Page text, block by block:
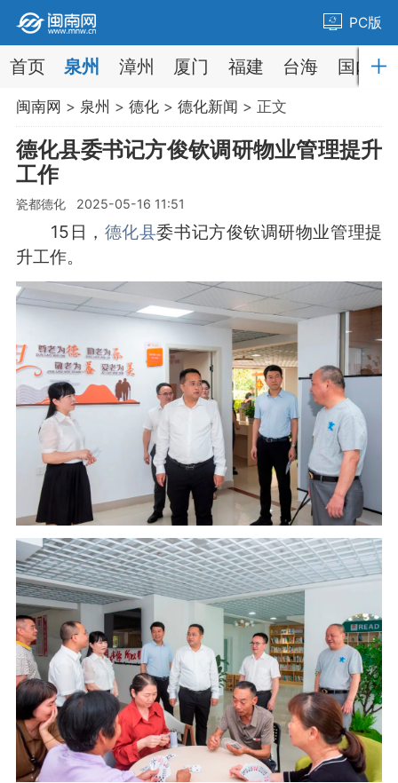
PC版
首页 泉州 漳州 厦门 福建 台海 国内
闽南网 > 泉州 > 德化> 德化新闻 > 正文
德化县委书记方俊钦调研物业管理提升
工作
瓷都德化 2025-05-16 11:51
15日， 德化县委书记方俊钦调研物业管理提
升工作。